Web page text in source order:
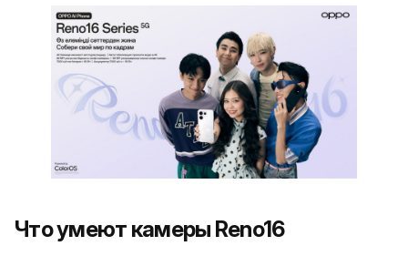
Что умеют камеры Reno16